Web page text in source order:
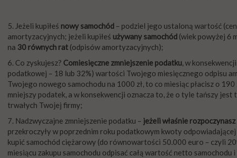
5. Jeżeli kupiłeś nowy samochód – podziel jego ustaloną wartość
amortyzacyjnych; jeżeli kupiłeś używany samochód (wiek powyżej 6
na 30 równych rat (odpisów amortyzacyjnych);
6. Co zyskujesz? Comiesięczne zmniejszenie podatku, w
podatkowej – 18 lub 32%) wartości Twojego miesięcznego odpisu
Twojego nowego samochodu na 1000 zł, to co miesiąc płacisz o
mniejszy podatek, a w konsekwencji oznacza to, że o tyle tańszy
trwałych Twojej firmy;
7. Nadzwyczajne zmniejszenie podatku – jeżeli właśnie
przekroczyły w poprzednim roku podatkowym kwoty
kupić samochód ciężarowy (do równowartości 50.000 euro – czyli
miesiącu zakupu samochodu odpisać całą wartość netto samochodu i